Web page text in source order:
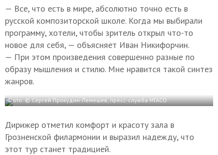
— Все, что есть в мире, абсолютно точно есть в
русской композиторской школе. Когда мы выбирали
программу, хотели, чтобы зритель открыл что-то
новое для себя, — объясняет Иван Никифорчин.
— При этом произведения совершенно разные по
образу мышления и стилю. Мне нравится такой синтез
жанров.
Фото: © Сергей Прокудин-Лемешев, пресс-служба МГАСО
Дирижер отметил комфорт и красоту зала в
Грозненской филармонии и выразил надежду, что
этот тур станет традицией.